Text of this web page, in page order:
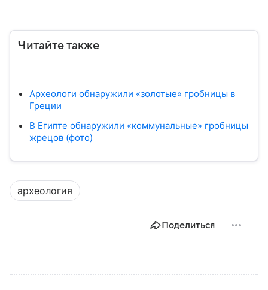
Читайте также
Археологи обнаружили «золотые» гробницы в
Греции
В Египте обнаружили «коммунальные» гробницы
жрецов (фото)
археология
Поделиться